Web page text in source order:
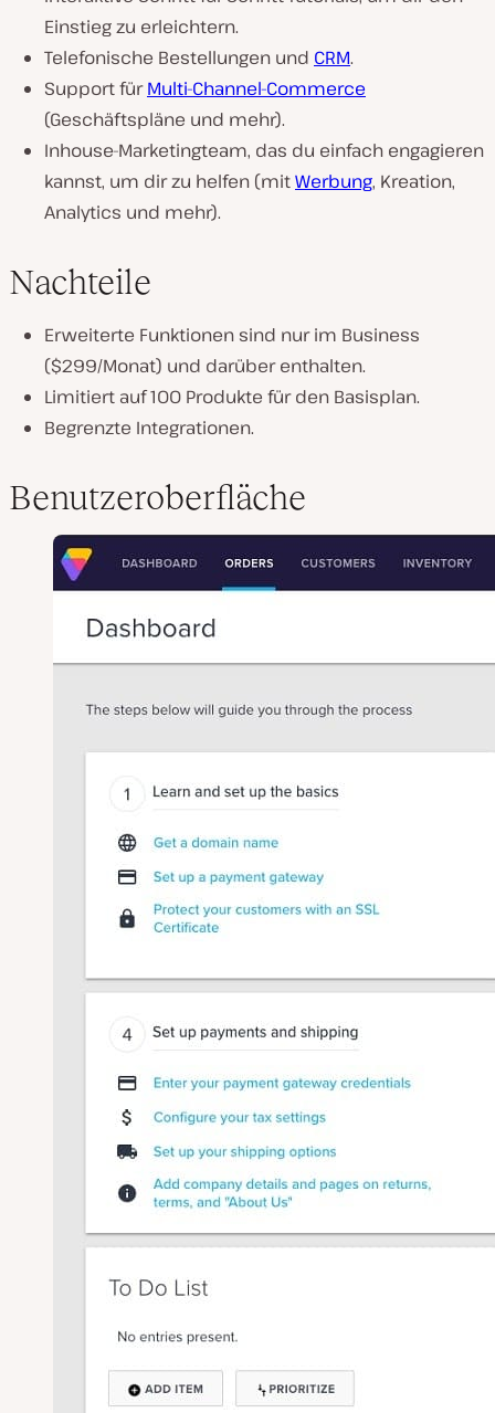
Einstieg zu erleichtern.
Telefonische Bestellungen und CRM.
Support fürMulti-Channel-Commerce
(Geschäftspläne und mehr).
Inhouse-Marketingteam, das du einfach engagieren
kannst, um dir zu helfen (mitWerbung, Kreation,
Analytics und mehr).
Nachteile
Erweiterte Funktionen sind nur im Business
($299/Monat) und darüber enthalten.
Limitiert auf 100 Produkte für den Basisplan.
Begrenzte Integrationen.
Benutzeroberfläche